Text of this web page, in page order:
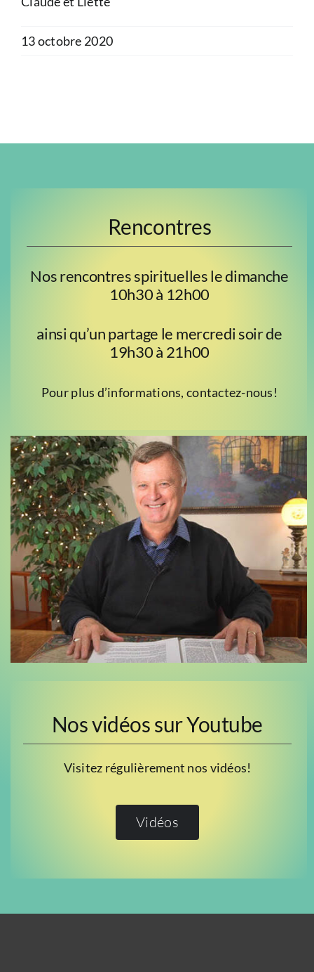
13 octobre 2020
Rencontres
Nos rencontres spirituelles le dimanche
10h30 à 12h00
ainsi qu’un partage le mercredi soir de
19h30 à 21h00
Pour plus d’informations, contactez-nous!
Nos vidéos sur Youtube
Visitez régulièrement nos vidéos!
Vidéos